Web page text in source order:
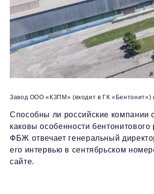
Завод ООО «КЗПМ» (входит в ГК «Бентонит»)
Способны ли российские компании
каковы особенности
ФБЖ отвечает генеральный
его интервью в сентябрьском
сайте.